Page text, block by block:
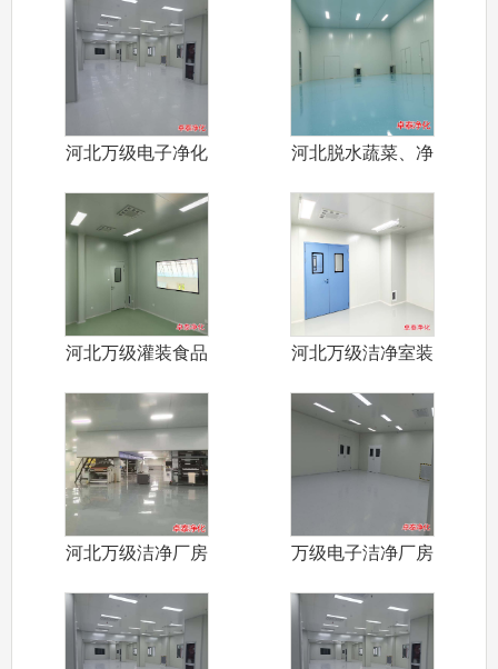
河北万级电子净化
河北脱水蔬菜、净
河北万级灌装食品
河北万级洁净室装
河北万级洁净厂房
万级电子洁净厂房